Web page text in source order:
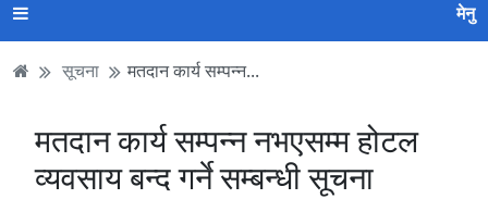
मेनु
सूचना मतदान कार्य सम्पन्न...
मतदान कार्य सम्पन्न नभएसम्म होटल
व्यवसाय बन्द गर्ने सम्बन्धी सूचना